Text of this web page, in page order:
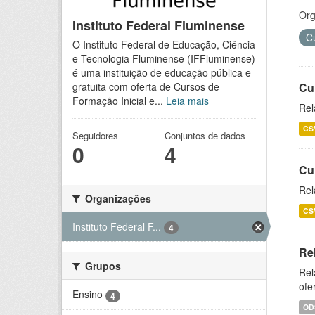
Instituto Federal Fluminense
O Instituto Federal de Educação, Ciência
e Tecnologia Fluminense (IFFluminense)
é uma instituição de educação pública e
gratuita com oferta de Cursos de
Formação Inicial e... Leia mais
Seguidores
0
Conjuntos de dados
4
Organizações
Instituto Federal F...
4
Grupos
Ensino
4